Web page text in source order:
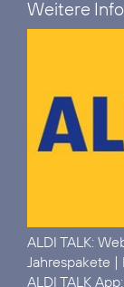
Weitere
ALDI TALK:
Jahrespakete |
ALDI TALK App: